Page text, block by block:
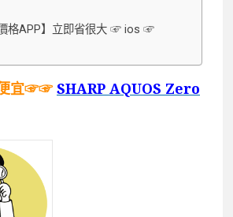
格APP】立即省很大 ☞ ios ☞
便宜☞☞ SHARP AQUOS Zero